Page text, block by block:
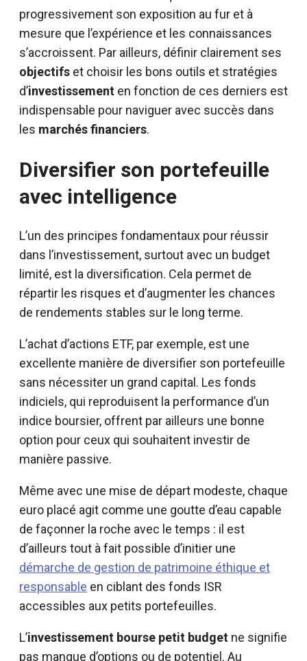
progressivement son exposition au fur et à
mesure que l’expérience et les connaissances
s’accroissent. Par ailleurs, définir clairement ses
objectifs et choisir les bons outils et stratégies
d’investissement en fonction de ces derniers est
indispensable pour naviguer avec succès dans
les marchés financiers.
Diversifier son portefeuille
avec intelligence
L’un des principes fondamentaux pour réussir
dans l’investissement, surtout avec un budget
limité, est la diversification. Cela permet de
répartir les risques et d’augmenter les chances
de rendements stables sur le long terme.
L’achat d’actions ETF, par exemple, est une
excellente manière de diversifier son portefeuille
sans nécessiter un grand capital. Les fonds
indiciels, qui reproduisent la performance d’un
indice boursier, offrent par ailleurs une bonne
option pour ceux qui souhaitent investir de
manière passive.
Même avec une mise de départ modeste, chaque
euro placé agit comme une goutte d’eau capable
de façonner la roche avec le temps : il est
d’ailleurs tout à fait possible d’initier une
démarche de gestion de patrimoine éthique et
responsable en ciblant des fonds ISR
accessibles aux petits portefeuilles.
L’investissement bourse petit budget ne signifie
pas manque d’options ou de potentiel. Au